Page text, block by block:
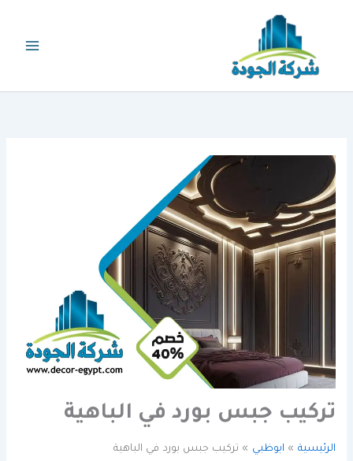
تركيب جبس بورد في الباهية
الرئيسية ابوظبي تركيب جبس بورد في الباهية